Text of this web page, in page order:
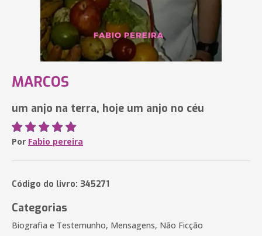
MARCOS
um anjo na terra, hoje um anjo no céu
Por Fabio pereira
Código do livro: 345271
Categorias
Biografia e Testemunho, Mensagens, Não Ficção